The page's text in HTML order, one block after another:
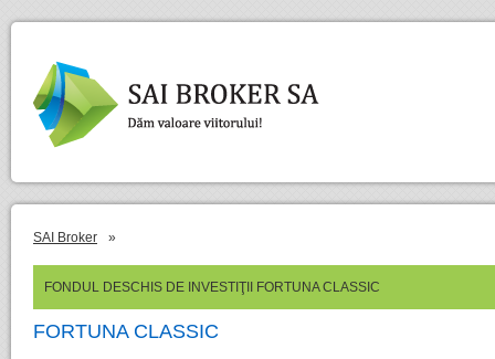
SAI Broker »
FONDUL DESCHIS DE INVESTIŢII FORTUNA CLASSIC
FORTUNA CLASSIC